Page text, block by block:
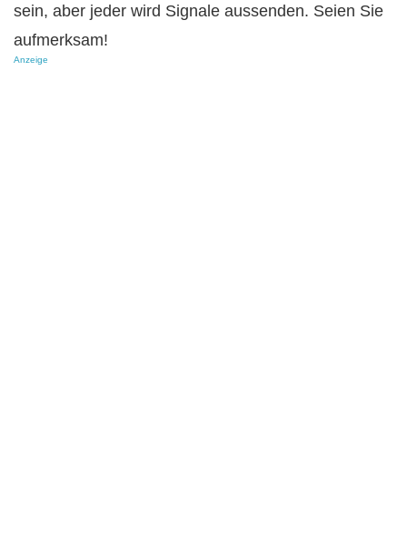
sein, aber jeder wird Signale aussenden. Seien Sie
aufmerksam!
Anzeige